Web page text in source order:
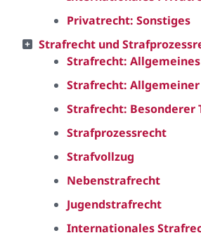
Privatrecht: Sonstiges
Strafrecht und
Strafrecht: Allgemeines
Strafrecht: Allgemeiner
Strafrecht: Besonderer
Strafprozessrecht
Strafvollzug
Nebenstrafrecht
Jugendstrafrecht
Internationales